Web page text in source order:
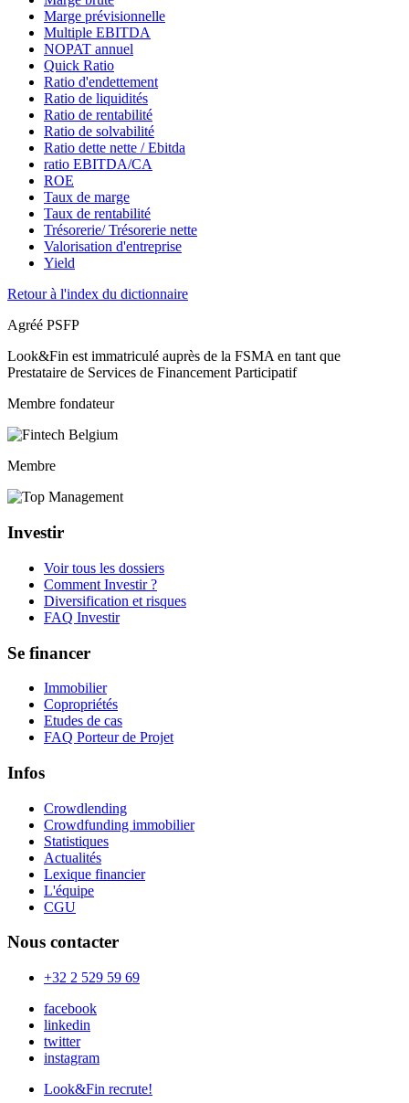
Marge prévisionnelle
Multiple EBITDA
NOPAT annuel
Quick Ratio
Ratio d'endettement
Ratio de liquidités
Ratio de rentabilité
Ratio de solvabilité
Ratio dette nette / Ebitda
ratio EBITDA/CA
ROE
Taux de marge
Taux de rentabilité
Trésorerie/ Trésorerie nette
Valorisation d'entreprise
Yield
Retour à l'index du dictionnaire
Agréé PSFP
Look&Fin est immatriculé auprès de la FSMA en tant que
Prestataire de Services de Financement Participatif
Membre fondateur
Membre
Investir
Voir tous les dossiers
Comment Investir ?
Diversification et risques
FAQ Investir
Se financer
Immobilier
Copropriétés
Etudes de cas
FAQ Porteur de Projet
Infos
Crowdlending
Crowdfunding immobilier
Statistiques
Actualités
Lexique financier
L'équipe
CGU
Nous contacter
+32 2 529 59 69
facebook
linkedin
twitter
instagram
Look&Fin recrute!